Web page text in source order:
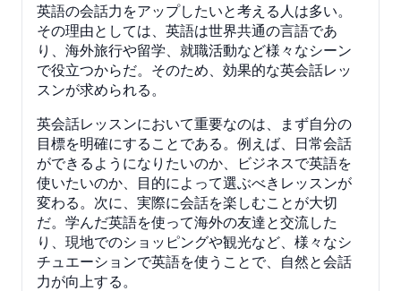
英語の会話力をアップしたいと考える人は多い。
その理由としては、英語は世界共通の言語であ
り、海外旅行や留学、就職活動など様々なシーン
で役立つからだ。そのため、効果的な英会話レッ
スンが求められる。
英会話レッスンにおいて重要なのは、まず自分の
目標を明確にすることである。例えば、日常会話
ができるようになりたいのか、ビジネスで英語を
使いたいのか、目的によって選ぶべきレッスンが
変わる。次に、実際に会話を楽しむことが大切
だ。学んだ英語を使って海外の友達と交流した
り、現地でのショッピングや観光など、様々なシ
チュエーションで英語を使うことで、自然と会話
力が向上する。